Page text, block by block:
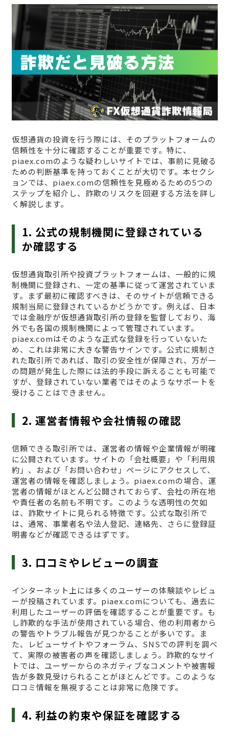
仮想通貨の投資を行う際には、そのプラットフォームの
信頼性を十分に確認することが重要です。特に、
piaex.comのような疑わしいサイトでは、事前に見破る
ための判断基準を持っておくことが大切です。本セクシ
ョンでは、piaex.comの信頼性を見極めるための5つの
ステップを紹介し、詐欺のリスクを回避する方法を詳し
く解説します。
1. 公式の規制機関に登録されている
か確認する
仮想通貨取引所や投資プラットフォームは、一般的に規
制機関に登録され、一定の基準に従って運営されていま
す。まず最初に確認すべきは、そのサイトが信頼できる
規制当局に登録されているかどうかです。例えば、日本
では金融庁が仮想通貨取引所の登録を監督しており、海
外でも各国の規制機関によって管理されています。
piaex.comはそのような正式な登録を行っていないた
め、これは非常に大きな警告サインです。公式に規制さ
れた取引所であれば、取引の安全性が保障され、万が一
の問題が発生した際には法的手段に訴えることも可能で
すが、登録されていない業者ではそのようなサポートを
受けることはできません。
2. 運営者情報や会社情報の確認
信頼できる取引所では、運営者の情報や企業情報が明確
に公開されています。サイトの「会社概要」や「利用規
約」、および「お問い合わせ」ページにアクセスして、
運営者の情報を確認しましょう。piaex.comの場合、運
営者の情報がほとんど公開されておらず、会社の所在地
や責任者の名前も不明です。このような透明性の欠如
は、詐欺サイトに見られる特徴です。公式な取引所で
は、通常、事業者名や法人登記、連絡先、さらに登録証
明書などが確認できるはずです。
3. 口コミやレビューの調査
インターネット上には多くのユーザーの体験談やレビュ
ーが投稿されています。piaex.comについても、過去に
利用したユーザーの評価を確認することが重要です。も
し詐欺的な手法が使用されている場合、他の利用者から
の警告やトラブル報告が見つかることが多いです。ま
た、レビューサイトやフォーラム、SNSでの評判を調べ
て、実際の被害者の声を確認しましょう。詐欺的なサイ
トでは、ユーザーからのネガティブなコメントや被害報
告が多数見受けられることがほとんどです。このような
口コミ情報を無視することは非常に危険です。
4. 利益の約束や保証を確認する